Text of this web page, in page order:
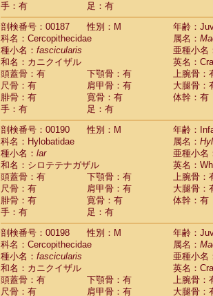
手：有
足：有
剖検番号：00187
性別：M
年齢：
科名：Cercopithecidae
属名：
種小名： fascicularis
亜種小名
和名：カニクイザル
英名：
頭蓋骨：有
下顎骨：有
上腕骨：
尺骨：有
肩甲骨：有
大腿骨：
腓骨：有
寛骨：有
体幹：有
手：有
足：有
剖検番号：00190
性別：M
年齢：
科名：Hylobatidae
属名：
種小名： lar
亜種小名
和名：シロテテナガザル
英名：
頭蓋骨：有
下顎骨：有
上腕骨：
尺骨：有
肩甲骨：有
大腿骨：
腓骨：有
寛骨：有
体幹：有
手：有
足：有
剖検番号：00198
性別：M
年齢：
科名：Cercopithecidae
属名：
種小名： fascicularis
亜種小名
和名：カニクイザル
英名：
頭蓋骨：有
下顎骨：有
上腕骨：
尺骨：有
肩甲骨：有
大腿骨：